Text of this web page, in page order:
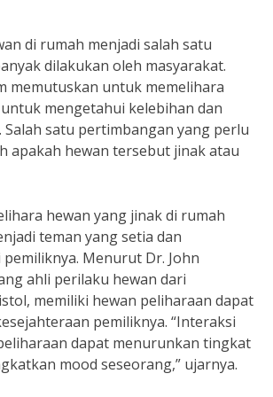
di rumah menjadi salah satu
dilakukan oleh masyarakat.
memutuskan untuk memelihara
mengetahui kelebihan dan
Salah satu pertimbangan yang perlu
apakah hewan tersebut jinak atau
hewan yang jinak di rumah
teman yang setia dan
Menurut Dr. John
ahli perilaku hewan dari
memiliki hewan peliharaan dapat
pemiliknya. “Interaksi
dapat menurunkan tingkat
mood seseorang,” ujarnya.